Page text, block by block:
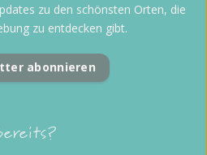
zu den schönsten Orten, die
zu entdecken gibt.
abonnieren